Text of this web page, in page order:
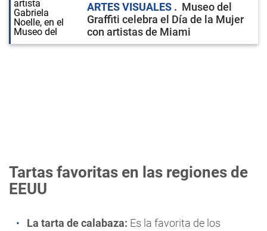
ARTES VISUALES
Museo del
Graffiti celebra el Día de la Mujer
con artistas de Miami
Tartas favoritas en las regiones de
EEUU
La tarta de calabaza: Es la favorita de los